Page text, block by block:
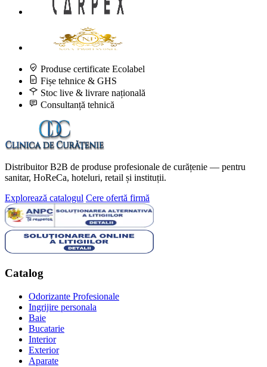
Produse certificate Ecolabel
Fișe tehnice & GHS
Stoc live & livrare națională
Consultanță tehnică
Distribuitor B2B de produse profesionale de curățenie — pentru
sanitar, HoReCa, hoteluri, retail și instituții.
Explorează catalogul Cere ofertă firmă
Catalog
Odorizante Profesionale
Ingrijire personala
Baie
Bucatarie
Interior
Exterior
Aparate